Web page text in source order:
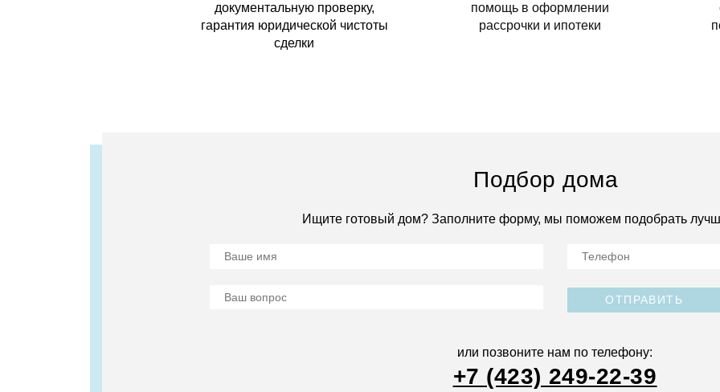
документальную проверку,
гарантия юридической чистоты
сделки
помощь в оформлении
рассрочки и ипотеки
Подбор дома
Ищите готовый дом? Заполните форму, мы поможем подобрать
ОТПРАВИТЬ
или позвоните нам по телефону:
+7 (423) 249-22-39